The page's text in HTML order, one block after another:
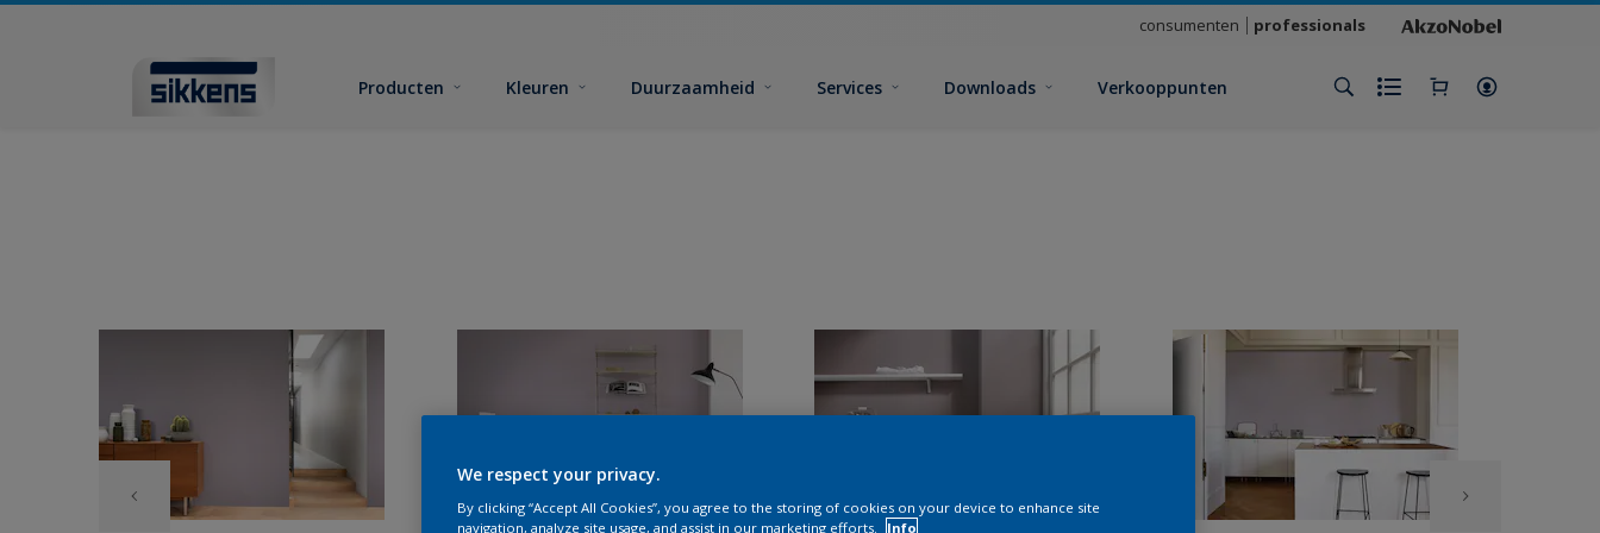
consumenten professionals
Producten Kleuren Duurzaamheid Services Downloads Verkooppunten
We respect your privacy.
By clicking “Accept All Cookies”, you agree to the storing of cookies on your device to enhance site
navigation, analyze site usage, and assist in our marketing efforts.
Info